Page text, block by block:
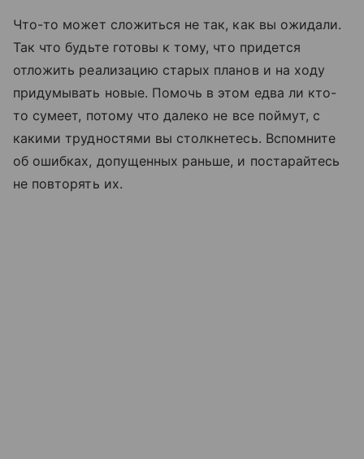
Что-то может сложиться не так, как вы ожидали.
Так что будьте готовы к тому, что придется
отложить реализацию старых планов и на ходу
придумывать новые. Помочь в этом едва ли кто-
то сумеет, потому что далеко не все поймут, с
какими трудностями вы столкнетесь. Вспомните
об ошибках, допущенных раньше, и постарайтесь
не повторять их.